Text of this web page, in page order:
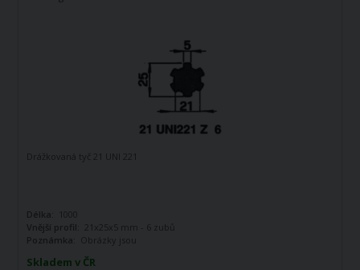
Skladem v ČR
Drážkovaná tyč 21 UNI 221
Délka:
1000
Vnější profil:
21x25x5 mm - 6 zubů
Poznámka:
Obrázky jsou